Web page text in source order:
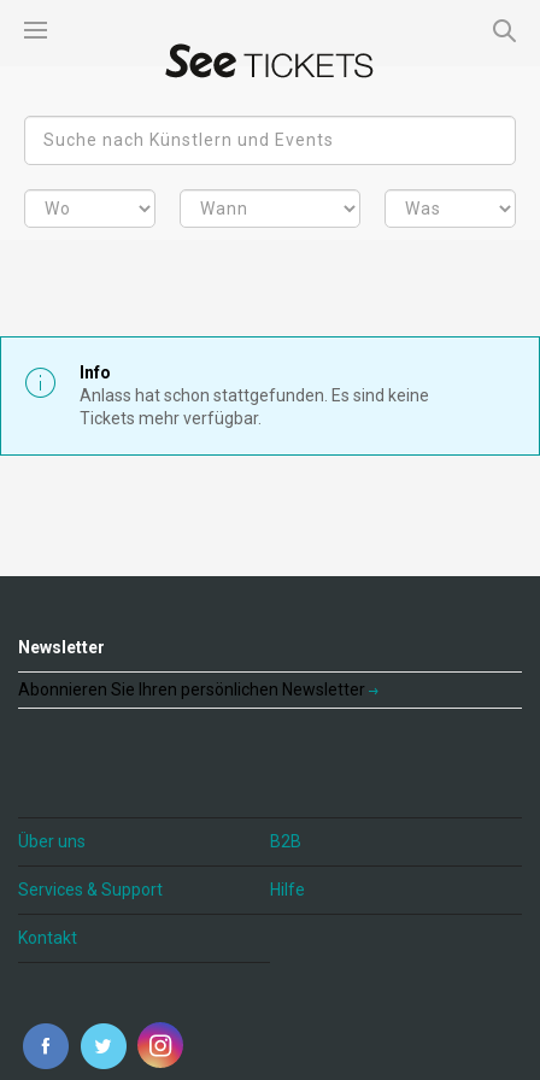
Info
Anlass hat schon stattgefunden. Es sind keine
Tickets mehr verfügbar.
Newsletter
Abonnieren Sie Ihren persönlichen Newsletter
Über uns B2B
Services & Support Hilfe
Kontakt